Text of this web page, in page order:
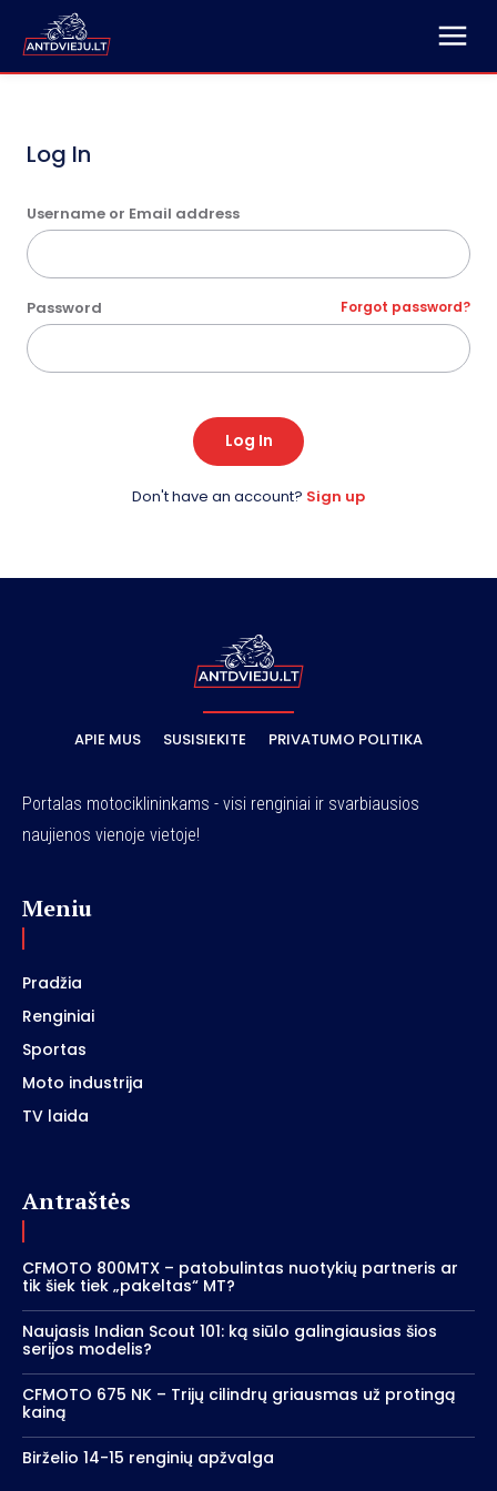
Log In
Username or Email address
Password Forgot password?
Log In
Don't have an account? Sign up
APIE MUS SUSISIEKITE PRIVATUMO POLITIKA
Portalas motociklininkams - visi renginiai ir svarbiausios
naujienos vienoje vietoje!
Meniu
Pradžia
Renginiai
Sportas
Moto industrija
TV laida
Antraštės
CFMOTO 800MTX – patobulintas nuotykių partneris ar
tik šiek tiek „pakeltas“ MT?
Naujasis Indian Scout 101: ką siūlo galingiausias šios
serijos modelis?
CFMOTO 675 NK – Trijų cilindrų griausmas už protingą
kainą
Birželio 14-15 renginių apžvalga